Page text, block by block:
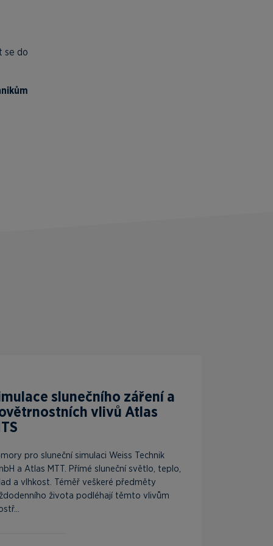
se do
slunečního záření a
vlivů Atlas
pro sluneční simulaci Weiss Technik
a Atlas MTT. Přímé sluneční světlo, teplo,
a vlhkost. Téměř veškeré předměty
života podléhají těmto vlivům